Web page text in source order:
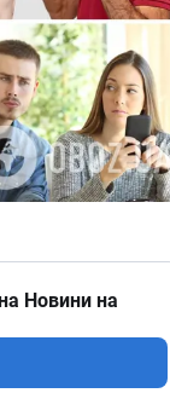
Новини на